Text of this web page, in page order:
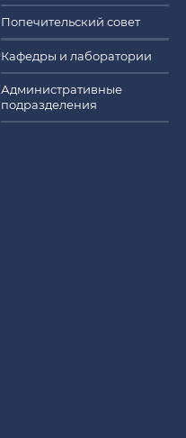
Попечительский совет
Кафедры и лаборатории
Административные
подразделения